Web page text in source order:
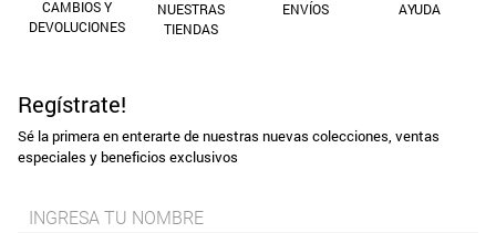
CAMBIOS Y
DEVOLUCIONES
NUESTRAS
TIENDAS
ENVÍOS AYUDA
Regístrate!
Sé la primera en enterarte de nuestras nuevas colecciones, ventas
especiales y beneficios exclusivos